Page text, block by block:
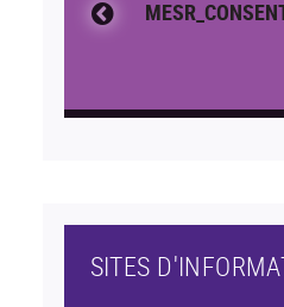
SITES